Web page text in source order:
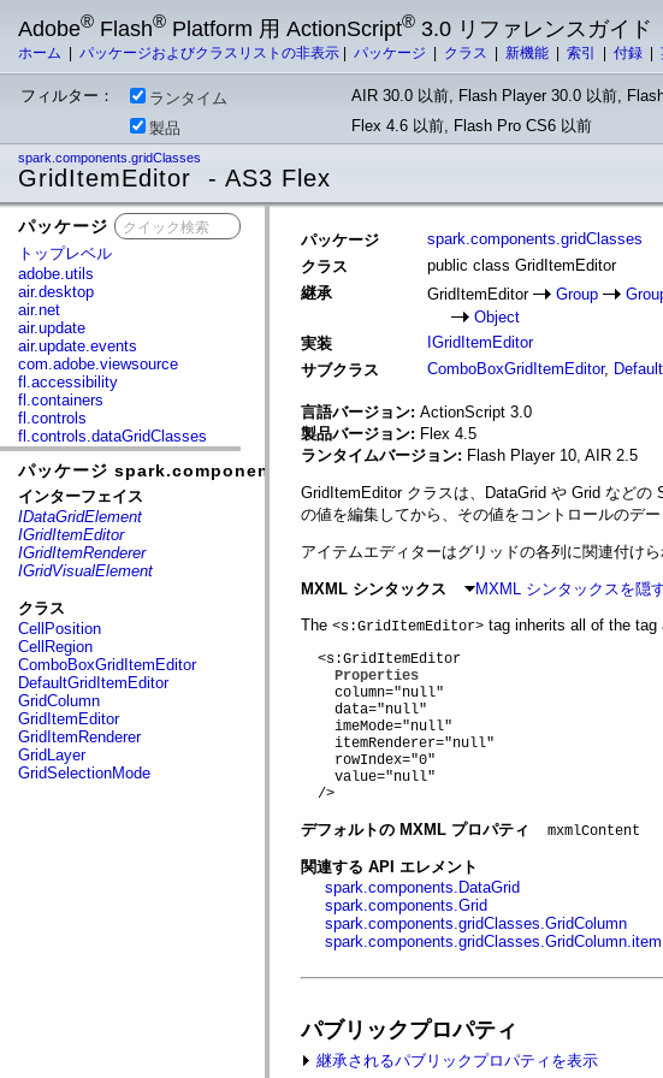
Adobe® Flash® Platform 用 ActionScript® 3.0 リファレンスガイド
ホーム パッケージおよびクラスリストの非表示 パッケージ クラス 新機能 索引 付録
フィルター： ランタイム
AIR 30.0 以前, Flash Player 30.0 以前,
製品
Flex 4.6 以前, Flash Pro CS6 以前
spark.components.gridClasses
GridItemEditor - AS3 Flex
パッケージ
トップレベル
adobe.utils
air.desktop
air.net
air.update
air.update.events
com.adobe.viewsource
fl.accessibility
fl.containers
fl.controls
fl.controls.dataGridClasses
fl.controls.listClasses
fl.controls.progressBarClasses
fl.core
fl.data
fl.display
fl.events
fl.ik
fl.lang
fl.livepreview
fl.managers
fl.motion
fl.motion.easing
fl.rsl
fl.text
fl.transitions
fl.transitions.easing
fl.video
flash.accessibility
flash.concurrent
パッケージ spark.components.gridClasses
インターフェイス
IDataGridElement
IGridItemEditor
IGridItemRenderer
IGridVisualElement
クラス
CellPosition
CellRegion
ComboBoxGridItemEditor
DefaultGridItemEditor
GridColumn
GridItemEditor
GridItemRenderer
GridLayer
GridSelectionMode
パッケージ
spark.components.gridClasses
クラス
public class GridItemEditor
継承
GridItemEditor Group
Object
実装
IGridItemEditor
サブクラス
ComboBoxGridItemEditor,
言語バージョン: ActionScript 3.0
製品バージョン: Flex 4.5
ランタイムバージョン: Flash Player 10, AIR 2.5
GridItemEditor クラスは、DataGrid や Grid など
の値を編集してから、その値をコントロールのデ
アイテムエディターはグリッドの各列に関連付けら
MXML シンタックス
MXML シンタックスを隠
The <s:GridItemEditor> tag inherits all of the
  <s:GridItemEditor
Properties
    column="null"
    data="null"
    imeMode="null"
    itemRenderer="null"
    rowIndex="0"
    value="null"
  />
デフォルトの MXML プロパティ mxmlContent
関連する API エレメント
spark.components.DataGrid
spark.components.Grid
spark.components.gridClasses.GridColumn
パブリックプロパティ
継承されるパブリックプロパティを表示